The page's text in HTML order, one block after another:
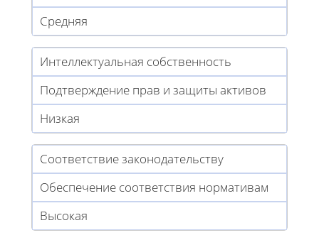
Средняя
Интеллектуальная собственность
Подтверждение прав и защиты активов
Низкая
Соответствие законодательству
Обеспечение соответствия нормативам
Высокая